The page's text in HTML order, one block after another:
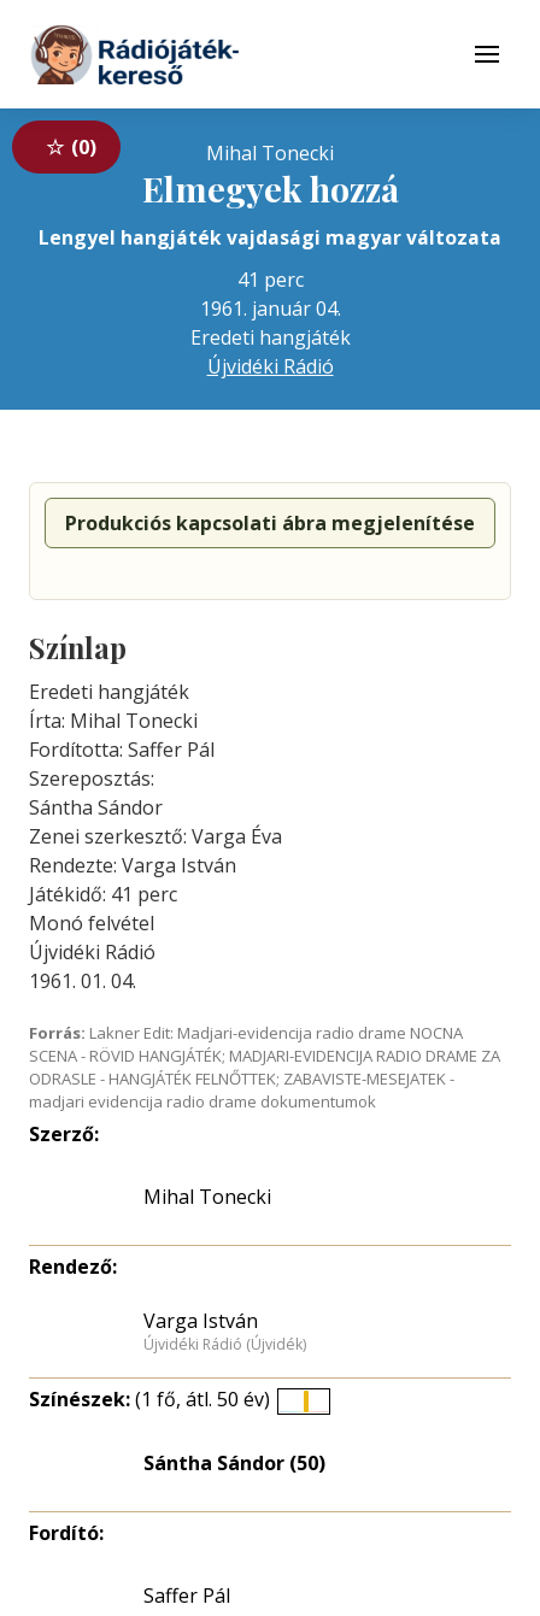
Tovább a tartalomhoz
Menü
0 Mihal Tonecki
Elmegyek hozzá
Lengyel hangjáték vajdasági magyar változata
41 perc
1961. január 04.
Eredeti hangjáték
Újvidéki Rádió
Produkciós kapcsolati ábra megjelenítése
Színlap
Eredeti hangjáték
Írta: Mihal Tonecki
Fordította: Saffer Pál
Szereposztás:
Sántha Sándor
Zenei szerkesztő: Varga Éva
Rendezte: Varga István
Játékidő: 41 perc
Monó felvétel
Újvidéki Rádió
1961. 01. 04.
Forrás: Lakner Edit: Madjari-evidencija radio drame NOCNA
SCENA - RÖVID HANGJÁTÉK; MADJARI-EVIDENCIJA RADIO DRAME ZA
ODRASLE - HANGJÁTÉK FELNŐTTEK; ZABAVISTE-MESEJATEK -
madjari evidencija radio drame dokumentumok
Szerző:
Mihal Tonecki
Rendező:
Varga István
Újvidéki Rádió (Újvidék)
Színészek:(1 fő, átl. 50 év)
eloszlás
Sántha Sándor (50)
Fordító:
Saffer Pál